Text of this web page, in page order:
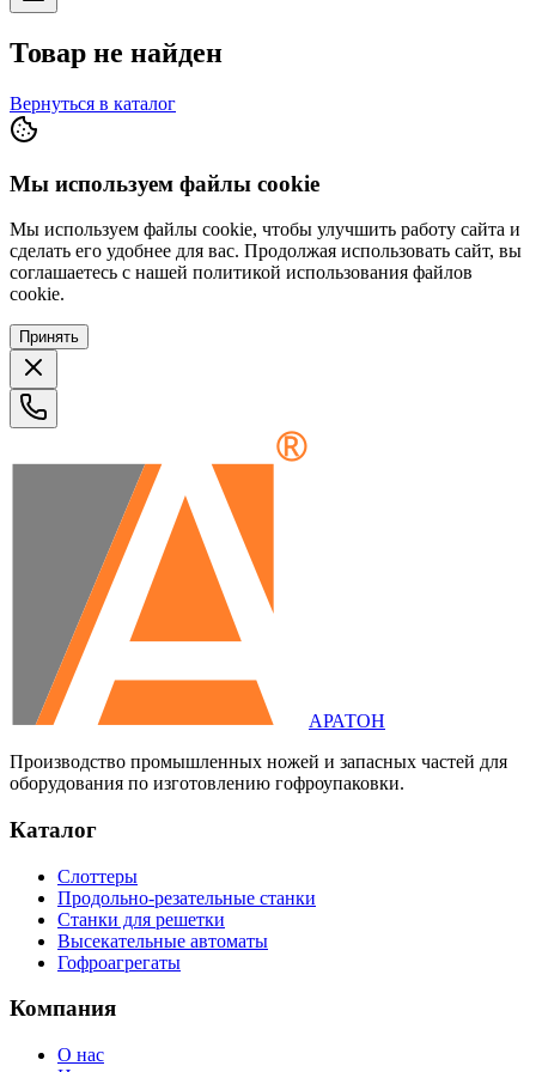
Товар не найден
Вернуться в каталог
Мы используем файлы cookie
Мы используем файлы cookie, чтобы улучшить работу сайта и
сделать его удобнее для вас. Продолжая использовать сайт, вы
соглашаетесь с нашей политикой использования файлов
cookie.
Принять
АРАТОН
Производство промышленных ножей и запасных частей для
оборудования по изготовлению гофроупаковки.
Каталог
Слоттеры
Продольно-резательные станки
Станки для решетки
Высекательные автоматы
Гофроагрегаты
Компания
О нас